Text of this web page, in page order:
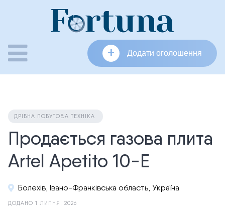
+ Додати оголошення
ДРІБНА ПОБУТОВА ТЕХНІКА
Продається газова плита
Artel Apetito 10-E
Болехів, Івано-Франківська область, Україна
ДОДАНО 1 ЛИПНЯ, 2026